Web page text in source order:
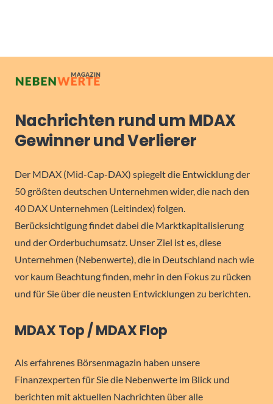
Nachrichten rund um MDAX
Gewinner und Verlierer
Der MDAX (Mid-Cap-DAX) spiegelt die Entwicklung der
50 größten deutschen Unternehmen wider, die nach den
40 DAX Unternehmen (Leitindex) folgen.
Berücksichtigung findet dabei die Marktkapitalisierung
und der Orderbuchumsatz. Unser Ziel ist es, diese
Unternehmen (Nebenwerte), die in Deutschland nach wie
vor kaum Beachtung finden, mehr in den Fokus zu rücken
und für Sie über die neusten Entwicklungen zu berichten.
MDAX Top / MDAX Flop
Als erfahrenes Börsenmagazin haben unsere
Finanzexperten für Sie die Nebenwerte im Blick und
berichten mit aktuellen Nachrichten über alle